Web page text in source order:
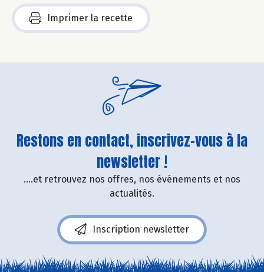
Imprimer la recette
Restons en contact, inscrivez-vous à la
newsletter !
....et retrouvez nos offres, nos événements et nos
actualités.
Inscription newsletter